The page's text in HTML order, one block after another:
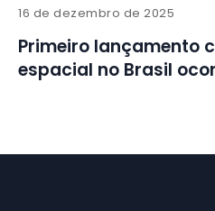
16 de dezembro de 2025
Primeiro lançamento
espacial no Brasil